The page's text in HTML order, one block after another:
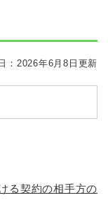
：2026年6月8日更新
る契約の相手方の